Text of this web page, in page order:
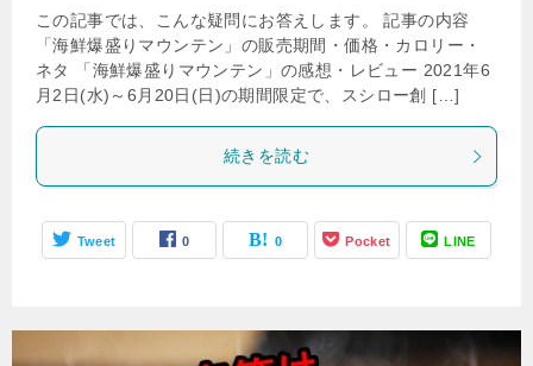
この記事では、こんな疑問にお答えします。 記事の内容
「海鮮爆盛りマウンテン」の販売期間・価格・カロリー・
ネタ 「海鮮爆盛りマウンテン」の感想・レビュー 2021年6
月2日(水)～6月20日(日)の期間限定で、スシロー創 […]
続きを読む
Tweet 0 0 Pocket LINE